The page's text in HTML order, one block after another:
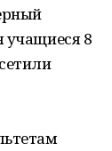
учащиеся 8